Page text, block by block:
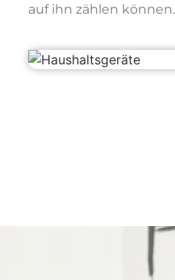
auf ihn zählen können.